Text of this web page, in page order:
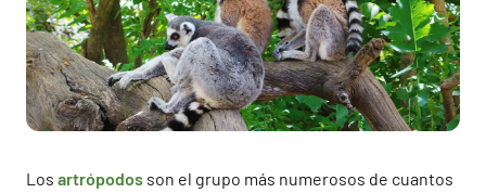
Los artrópodos son el grupo más numerosos de cuantos